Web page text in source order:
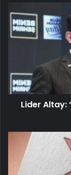
Lider Altay: